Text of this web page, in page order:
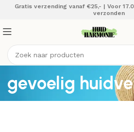
Gratis verzending vanaf €25,- | Voor
verzonden
gevoelig